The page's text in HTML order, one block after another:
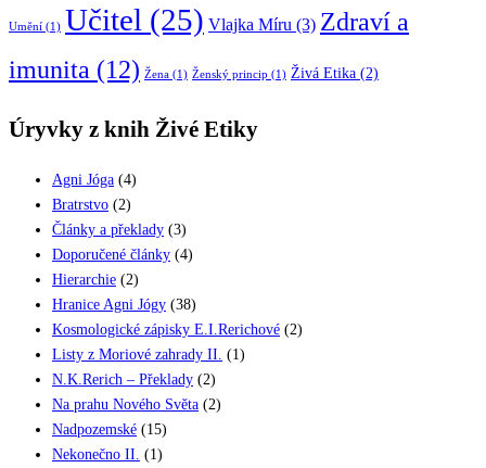
Umění (1) Učitel (25) Vlajka Míru (3) Zdraví a
imunita (12) Žena (1) Ženský princip (1) Živá Etika (2)
Úryvky z knih Živé Etiky
Agni Jóga (4)
Bratrstvo (2)
Články a překlady (3)
Doporučené články (4)
Hierarchie (2)
Hranice Agni Jógy (38)
Kosmologické zápisky E.I.Rerichové (2)
Listy z Moriové zahrady II. (1)
N.K.Rerich – Překlady (2)
Na prahu Nového Světa (2)
Nadpozemské (15)
Nekonečno II. (1)